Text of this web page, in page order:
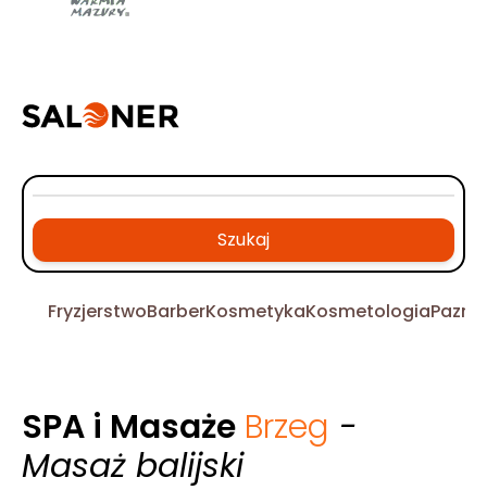
Szukaj
FryzjerstwoBarberKosmetykaKosmetologia
SPA i Masaże Brzeg -
Masaż balijski